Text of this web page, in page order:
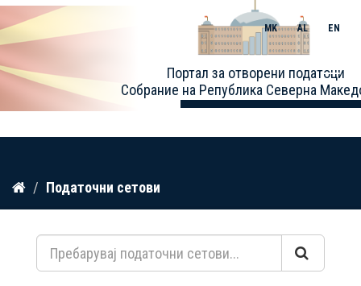
Прескокнете
содржина
Портал за отворени податоци
Собрание на Република Северна
MK AL EN
Toggle
Податочни сетови